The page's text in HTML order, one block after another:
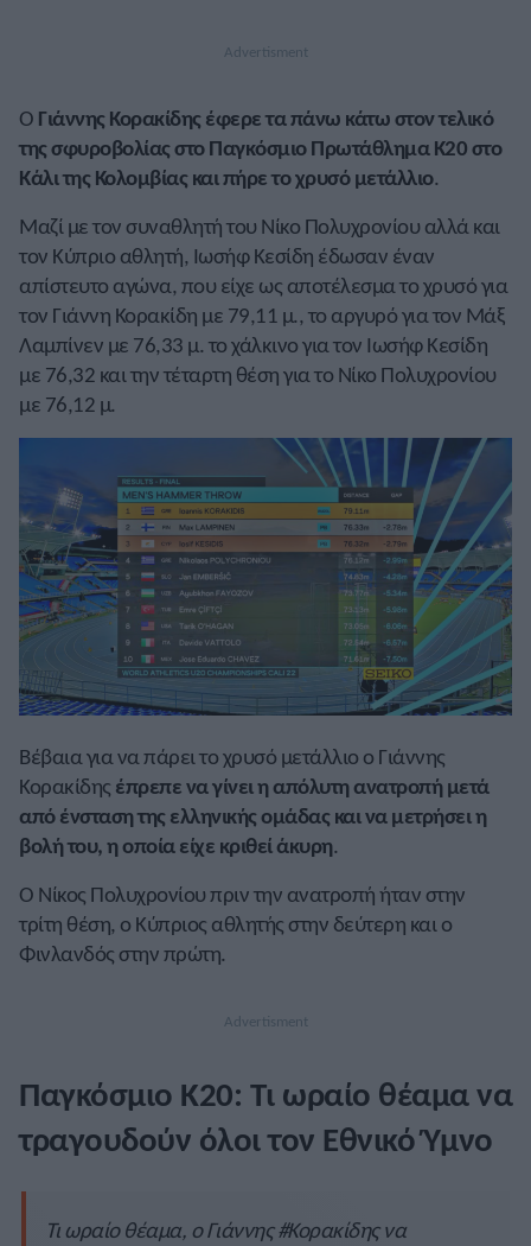
Ο Γιάννης Κορακίδης έφερε τα πάνω κάτω στον τελικό
της σφυροβολίας στοΠαγκόσμιο Πρωτάθλημα Κ20 στο
Κάλι της Κολομβίαςκαι πήρε το χρυσό μετάλλιο.
Μαζί με τον συναθλητή του Νίκο Πολυχρονίου αλλά και
τον Κύπριο αθλητή, Ιωσήφ Κεσίδη έδωσαν έναν
απίστευτο αγώνα, που είχε ως αποτέλεσμα το χρυσό για
τον Γιάννη Κορακίδη με 79,11 μ., το αργυρό για τον Μάξ
Λαμπίνεν με 76,33 μ. το χάλκινο για τον Ιωσήφ Κεσίδη
με 76,32 και την τέταρτη θέση για το Νίκο Πολυχρονίου
με 76,12 μ.
Βέβαια για να πάρει το χρυσό μετάλλιο ο Γιάννης
Κορακίδης έπρεπε να γίνει η απόλυτη ανατροπή μετά
από ένσταση της ελληνικής ομάδας και να μετρήσει η
βολή του, η οποία είχε κριθεί άκυρη.
Ο Νίκος Πολυχρονίου πριν την ανατροπή ήταν στην
τρίτη θέση, ο Κύπριος αθλητής στην δεύτερη και ο
Φινλανδός στην πρώτη.
Παγκόσμιο Κ20: Τι ωραίο θέαμα να
τραγουδούν όλοι τον Εθνικό Ύμνο
Τι ωραίο θέαμα, ο Γιάννης#Κορακίδηςνα